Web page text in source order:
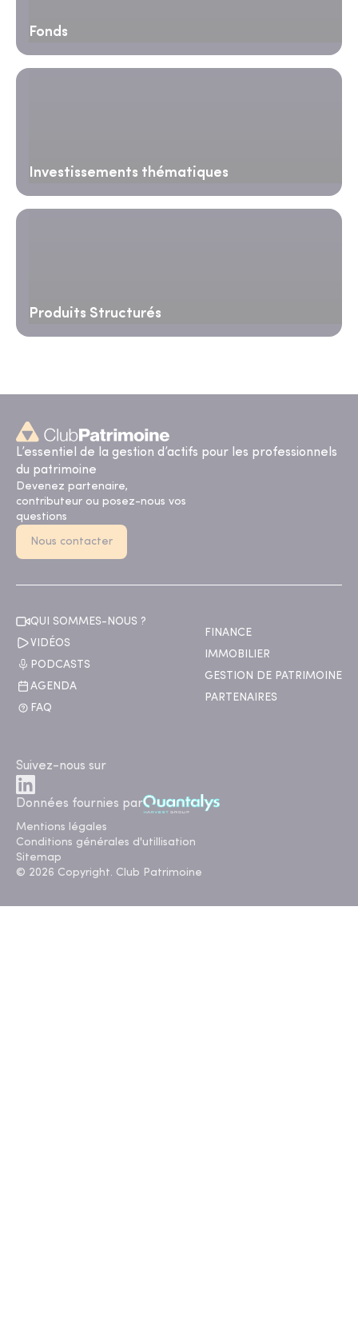
Fonds
Investissements thématiques
Produits Structurés
L’essentiel de la gestion d’actifs pour les professionnels
du patrimoine
Devenez partenaire,
contributeur ou posez-nous vos
questions
Nous contacter
QUI SOMMES-NOUS ?
VIDÉOS
PODCASTS
AGENDA
FAQ
FINANCE
IMMOBILIER
GESTION DE PATRIMOINE
PARTENAIRES
Suivez-nous sur
Données fournies par
Mentions légales
Conditions générales d'utillisation
Sitemap
© 2026 Copyright. Club Patrimoine